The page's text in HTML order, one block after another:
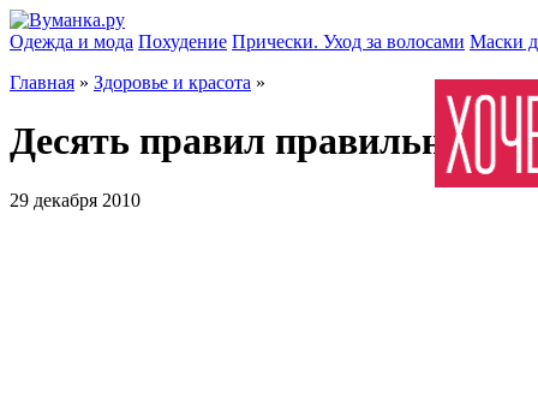
Одежда и мода Похудение Прически. Уход за волосами Маски
Главная » Здоровье и красота »
Десять правил правильного
29 декабря 2010